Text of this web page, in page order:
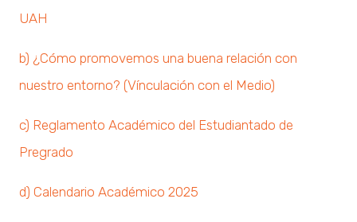
UAH
b) ¿Cómo promovemos una buena relación con
nuestro entorno? (Vínculación con el Medio)
c) Reglamento Académico del Estudiantado de
Pregrado
d) Calendario Académico 2025